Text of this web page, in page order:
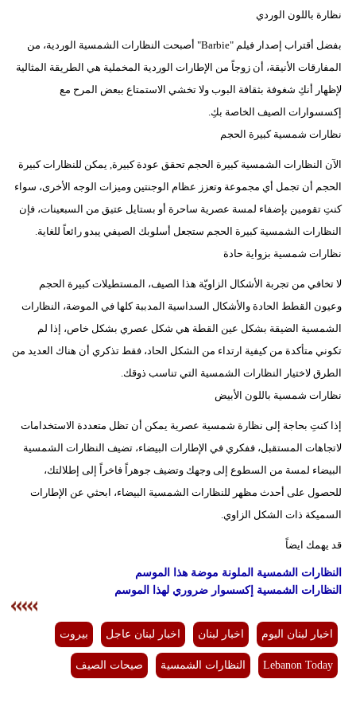
نظارة باللون الوردي
بفضل أقتراب إصدار فيلم "Barbie" أصبحت النظارات الشمسية الوردية، من
المفارقات الأنيقة، أن زوجاً من الإطارات الوردية المخملية هي الطريقة المثالية
لإظهار أنكِ شغوفة بثقافة البوب ​​ولا تخشي الاستمتاع ببعض المرح مع
إكسسوارات الصيف الخاصة بكِ.
نظارات شمسية كبيرة الحجم
الآن النظارات الشمسية كبيرة الحجم تحقق عودة كبيرة, يمكن للنظارات كبيرة
الحجم أن تجمل أي مجموعة وتعزز عظام الوجنتين وميزات الوجه الأخرى، سواء
كنتِ تقومين بإضفاء لمسة عصرية ساحرة أو بستايل عتيق من السبعينات، فإن
النظارات الشمسية كبيرة الحجم ستجعل أسلوبك الصيفي يبدو رائعاً للغاية.
نظارات شمسية بزواية حادة
لا تخافي من تجربة الأشكال الزاويّة هذا الصيف، المستطيلات كبيرة الحجم
وعيون القطط الحادة والأشكال السداسية المدببة كلها في الموضة، النظارات
الشمسية الضيقة بشكل عين القطة هي شكل عصري بشكل خاص، إذا لم
تكوني متأكدة من كيفية ارتداء من الشكل الحاد، فقط تذكري أن هناك العديد من
الطرق لاختيار النظارات الشمسية التي تناسب ذوقك.
نظارات شمسية باللون الأبيض
إذا كنتِ بحاجة إلى نظارة شمسية عصرية يمكن أن تظل متعددة الاستخدامات
لاتجاهات المستقبل، ففكري في الإطارات البيضاء، تضيف النظارات الشمسية
البيضاء لمسة من السطوع إلى وجهك وتضيف جوهراً فاخراً إلى إطلالتك،
للحصول على أحدث مظهر للنظارات الشمسية البيضاء، ابحثي عن الإطارات
السميكة ذات الشكل الزاوي.
قد يهمك ايضاً
النظارات الشمسية الملونة موضة هذا الموسم
النظارات الشمسية إكسسوار ضروري لهذا الموسم
اخبار لبنان اليوم اخبار لبنان اخبار لبنان عاجل بيروت
Lebanon Today النظارات الشمسية صيحات الصيف